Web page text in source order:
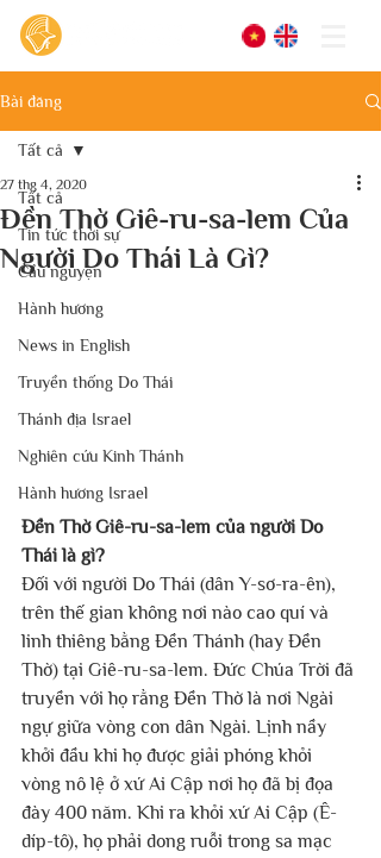
Bài đăng
Tất cả
Tin tức thời sự
Cầu nguyện
Hành hương
News in English
Truyền thống Do Thái
Thánh địa Israel
Nghiên cứu Kinh Thánh
Hành hương Israel
Tất cả
Đền Thờ Giê-ru-sa-lem Của
Người Do Thái Là Gì?
27 thg 4, 2020
Đền Thờ Giê-ru-sa-lem của người Do
Thái là gì?
Đối với người Do Thái (dân Y-sơ-ra-ên),
trên thế gian không nơi nào cao quí và
linh thiêng bằng Đền Thánh (hay Đền
Thờ) tại Giê-ru-sa-lem. Đức Chúa Trời đã
truyền với họ rằng Đền Thờ là nơi Ngài
ngự giữa vòng con dân Ngài. Lịnh nầy
khởi đầu khi họ được giải phóng khỏi
vòng nô lệ ở xứ Ai Cập nơi họ đã bị đọa
đày 400 năm. Khi ra khỏi xứ Ai Cập (Ê-
díp-tô), họ phải dong ruỗi trong sa mạc